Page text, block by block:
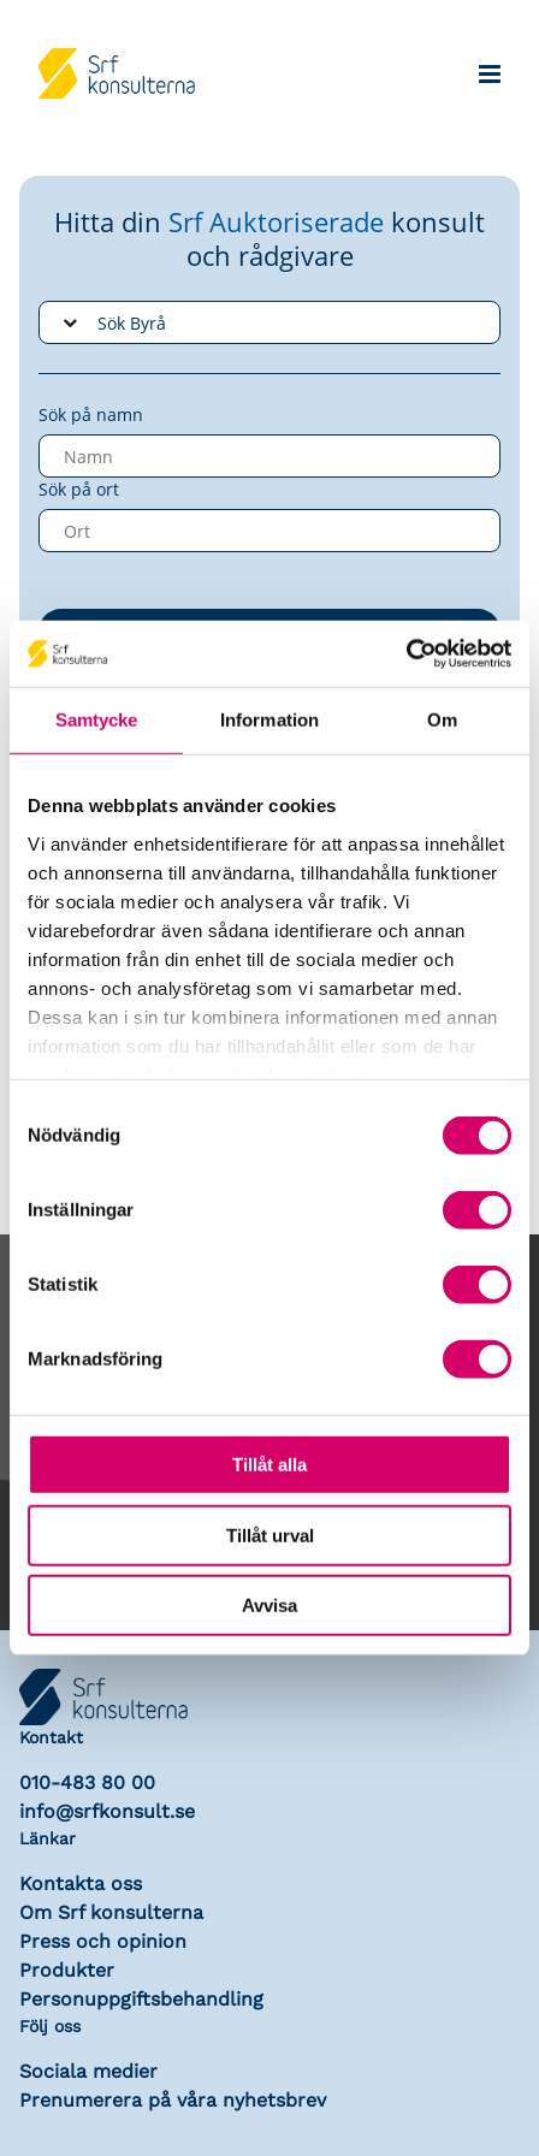
Samtycke Information Om
Denna webbplats använder cookies
Vi använder enhetsidentifierare för att anpassa innehållet
och annonserna till användarna, tillhandahålla funktioner
för sociala medier och analysera vår trafik. Vi
vidarebefordrar även sådana identifierare och annan
information från din enhet till de sociala medier och
annons- och analysföretag som vi samarbetar med.
Dessa kan i sin tur kombinera informationen med annan
information som du har tillhandahållit eller som de har
Nödvändig
Inställningar
Statistik
Marknadsföring
Tillåt alla
Tillåt urval
Avvisa
Hitta din Srf Auktoriserade konsult
och rådgivare
Sök på namn
Sök på ort
Cantavit AB
Srf Auktoriserade konsulter
Ewa Gustafsson
Auktoriserad Redovisningskonsult
Skicka e-post
076-343 37 30
Holmsjö
Kalendarium
Gå till kalendariet
Lägg till i kalender
Kontakt
010-483 80 00
info@srfkonsult.se
Länkar
Kontakta oss
Om Srf konsulterna
Press och opinion
Produkter
Personuppgiftsbehandling
Följ oss
Sociala medier
Prenumerera på våra nyhetsbrev